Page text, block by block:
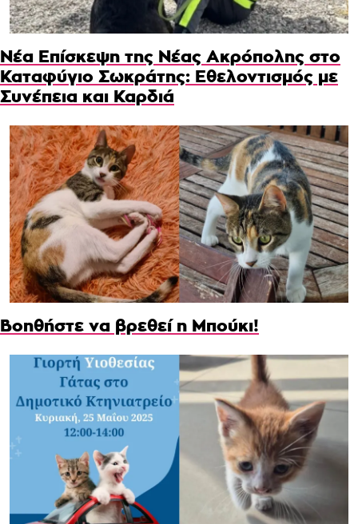
Νέα Επίσκεψη της Νέας Ακρόπολης στο
Καταφύγιο Σωκράτης: Εθελοντισμός με
Συνέπεια και Καρδιά
Βοηθήστε να βρεθεί η Μπούκι!